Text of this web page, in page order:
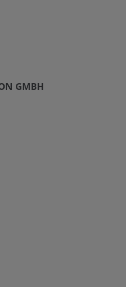
GMBH